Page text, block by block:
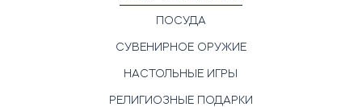
ПОСУДА
СУВЕНИРНОЕ ОРУЖИЕ
НАСТОЛЬНЫЕ ИГРЫ
РЕЛИГИОЗНЫЕ ПОДАРКИ